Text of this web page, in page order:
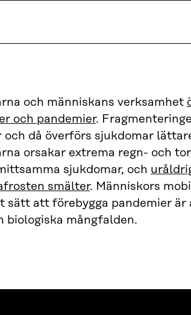
och människans verksamhet
och pandemier.
och då överförs sjukdomar
orsakar extrema regn- och
sjukdomar, och
smälter. Människors
sätt att förebygga pandemier är
biologiska mångfalden.